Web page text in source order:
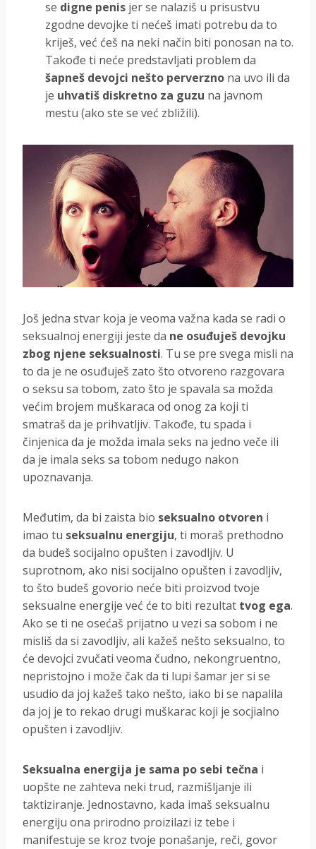
se digne penis jer se nalaziš u prisustvu
zgodne devojke ti nećeš imati potrebu da to
kriješ, već ćeš na neki način biti ponosan na to.
Takođe ti neće predstavljati problem da
šapneš devojci nešto perverzno na uvo ili da
je uhvatiš diskretno za guzu na javnom
mestu (ako ste se već zbližili).
Još jedna stvar koja je veoma važna kada se radi o
seksualnoj energiji jeste da ne osuđuješ devojku
zbog njene seksualnosti. Tu se pre svega misli na
to da je ne osuđuješ zato što otvoreno razgovara
o seksu sa tobom, zato što je spavala sa možda
većim brojem muškaraca od onog za koji ti
smatraš da je prihvatljiv. Takođe, tu spada i
činjenica da je možda imala seks na jedno veče ili
da je imala seks sa tobom nedugo nakon
upoznavanja.
Međutim, da bi zaista bio seksualno otvoren i
imao tu seksualnu energiju, ti moraš prethodno
da budeš socijalno opušten i zavodljiv. U
suprotnom, ako nisi socijalno opušten i zavodljiv,
to što budeš govorio neće biti proizvod tvoje
seksualne energije već će to biti rezultat tvog ega.
Ako se ti ne osećaš prijatno u vezi sa sobom i ne
misliš da si zavodljiv, ali kažeš nešto seksualno, to
će devojci zvučati veoma čudno, nekongruentno,
nepristojno i može čak da ti lupi šamar jer si se
usudio da joj kažeš tako nešto, iako bi se napalila
da joj je to rekao drugi muškarac koji je socjialno
opušten i zavodljiv.
Seksualna energija je sama po sebi tečna i
uopšte ne zahteva neki trud, razmišljanje ili
taktiziranje. Jednostavno, kada imaš seksualnu
energiju ona prirodno proizilazi iz tebe i
manifestuje se kroz tvoje ponašanje, reči, govor